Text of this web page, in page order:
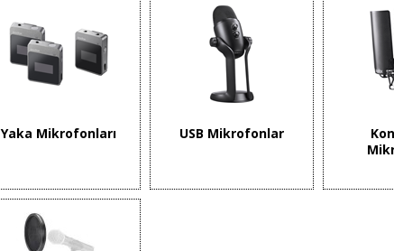
Yaka Mikrofonları USB Mikrofonlar